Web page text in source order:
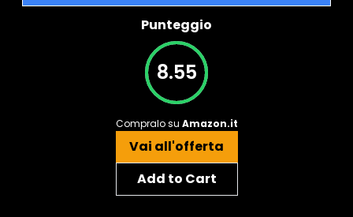
Punteggio
8.55
Compralo su Amazon.it
Vai all'offerta
Add to Cart